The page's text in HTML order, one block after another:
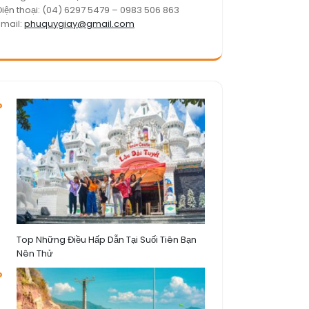
thoại: (04) 6297 5479 – 0983 506 863
phuquygiay@gmail.com
Top Những Điều Hấp Dẫn Tại Suối Tiên Bạn
Nên Thử